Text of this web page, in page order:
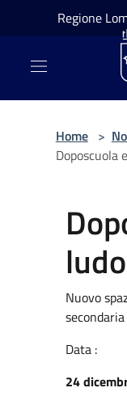
Salta al contenuto
Regione
Home >
Doposcuola
Nuovo
Data :
24